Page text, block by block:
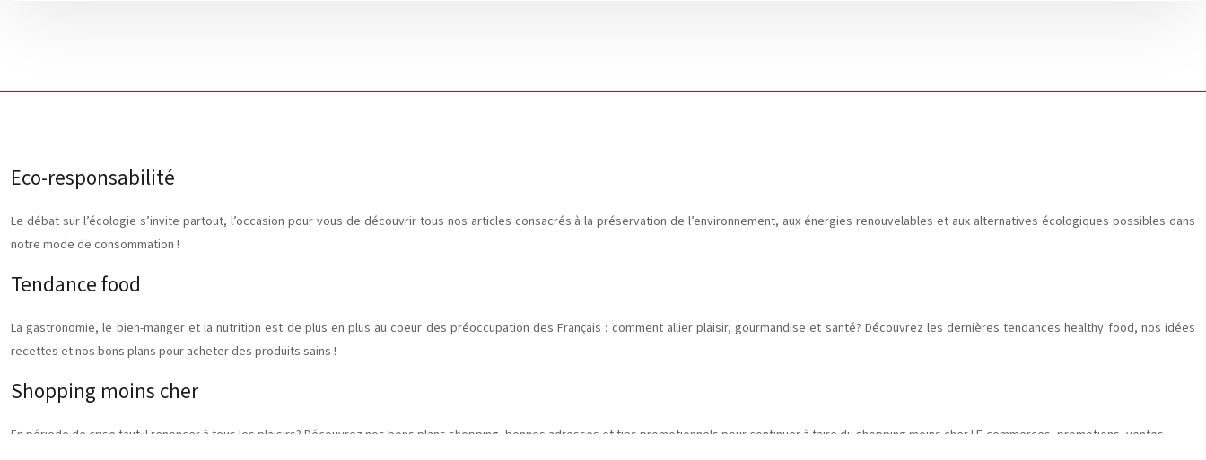
Eco-responsabilité
Le débat sur l’écologie s’invite partout, l’occasion pour vous de découvrir tous nos articles consacrés à la préservation de l’environnement, aux énergies renouvelables et aux alternatives écologiques possibles dans
notre mode de consommation !
Tendance food
La gastronomie, le bien-manger et la nutrition est de plus en plus au coeur des préoccupation des Français : comment allier plaisir, gourmandise et santé? Découvrez les dernières tendances healthy food, nos idées
recettes et nos bons plans pour acheter des produits sains !
Shopping moins cher
En période de crise faut il renoncer à tous les plaisirs? Découvrez nos bons plans shopping, bonnes adresses et tips promotionnels pour continuer à faire du shopping moins cher ! E-commerces, promotions, ventes